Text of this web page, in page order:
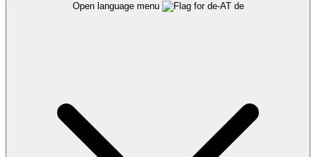
Open language menu de